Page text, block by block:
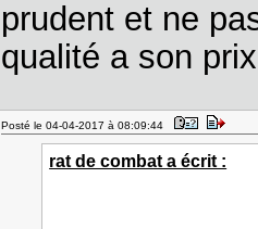
prudent et ne
qualité a son
Posté le 04-04-2017 à 08:09:44
rat de combat a écrit :